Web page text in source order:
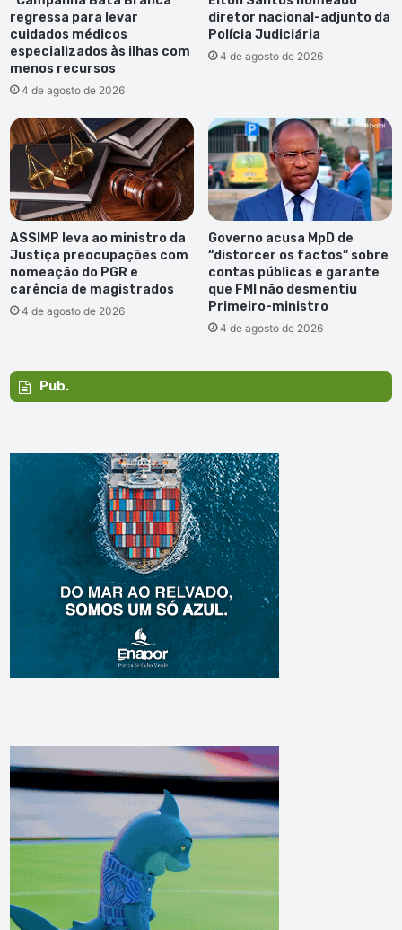
regressa para levar
cuidados médicos
especializados às ilhas com
menos recursos
4 de agosto de 2026
diretor nacional-adjunto da
Polícia Judiciária
4 de agosto de 2026
ASSIMP leva ao ministro da
Justiça preocupações com
nomeação do PGR e
carência de magistrados
4 de agosto de 2026
Governo acusa MpD de
“distorcer os factos” sobre
contas públicas e garante
que FMI não desmentiu
Primeiro-ministro
4 de agosto de 2026
Pub.